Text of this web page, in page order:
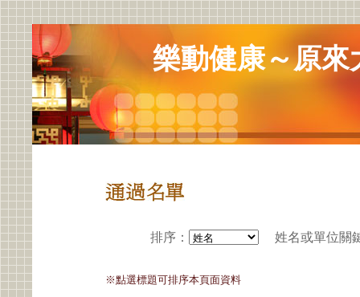
樂動健康～原
排序： 姓名或單位關
※點選標題可排序本頁面資料